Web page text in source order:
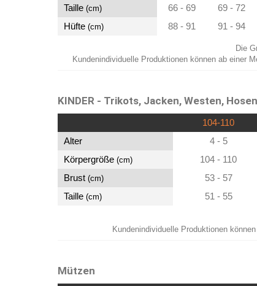
Die
Kundenindividuelle Produktionen können ab einer
Taille (cm) 66 - 69 69 - 72
Hüfte (cm) 88 - 91 91 - 94
KINDER - Trikots, Jacken, Westen,
104-110
Kundenindividuelle Produktionen
Alter 4 - 5
Körpergröße (cm) 104 - 110
Brust (cm) 53 - 57
Taille (cm) 51 - 55
Mützen